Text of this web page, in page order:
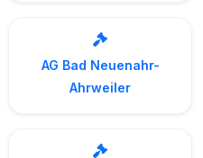
AG Bad Neuenahr-
Ahrweiler